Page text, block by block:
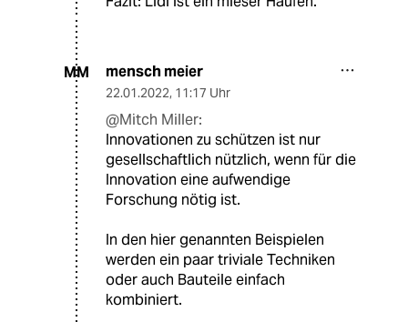
MM mensch meier
22.01.2022, 11:17 Uhr
@Mitch Miller:
Innovationen zu schützen ist nur
gesellschaftlich nützlich, wenn für die
Innovation eine aufwendige
Forschung nötig ist.
In den hier genannten Beispielen
werden ein paar triviale Techniken
oder auch Bauteile einfach
kombiniert.